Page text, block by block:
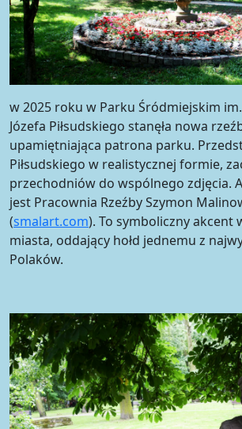
w 2025 roku w Parku Śródmiejskim
Józefa Piłsudskiego stanęła nowa
upamiętniająca patrona parku.
Piłsudskiego w realistycznej formie,
przechodniów do wspólnego zdjęcia.
jest Pracownia Rzeźby Szymon
(smalart.com). To symboliczny akcent
miasta, oddający hołd jednemu z
Polaków.